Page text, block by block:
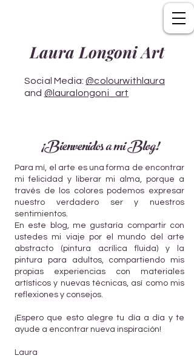
Laura Longoni Art
Social Media:@colourwithlaura
and @lauralongoni_art
¡Bienvenidos a mi Blog!
Para mí, el arte es una forma de encontrar
mi felicidad y liberar mi alma, porque a
través de los colores podemos expresar
nuestro verdadero ser y nuestros
sentimientos.
En este blog, me gustaría compartir con
ustedes mi viaje por el mundo del arte
abstracto (pintura acrílica fluida) y la
pintura para adultos, compartiendo mis
propias experiencias con materiales
artísticos y nuevas técnicas, así como mis
reflexiones y consejos.
¡Espero que esto alegre tu día a día y te
ayude a encontrar nueva inspiración!
Laura